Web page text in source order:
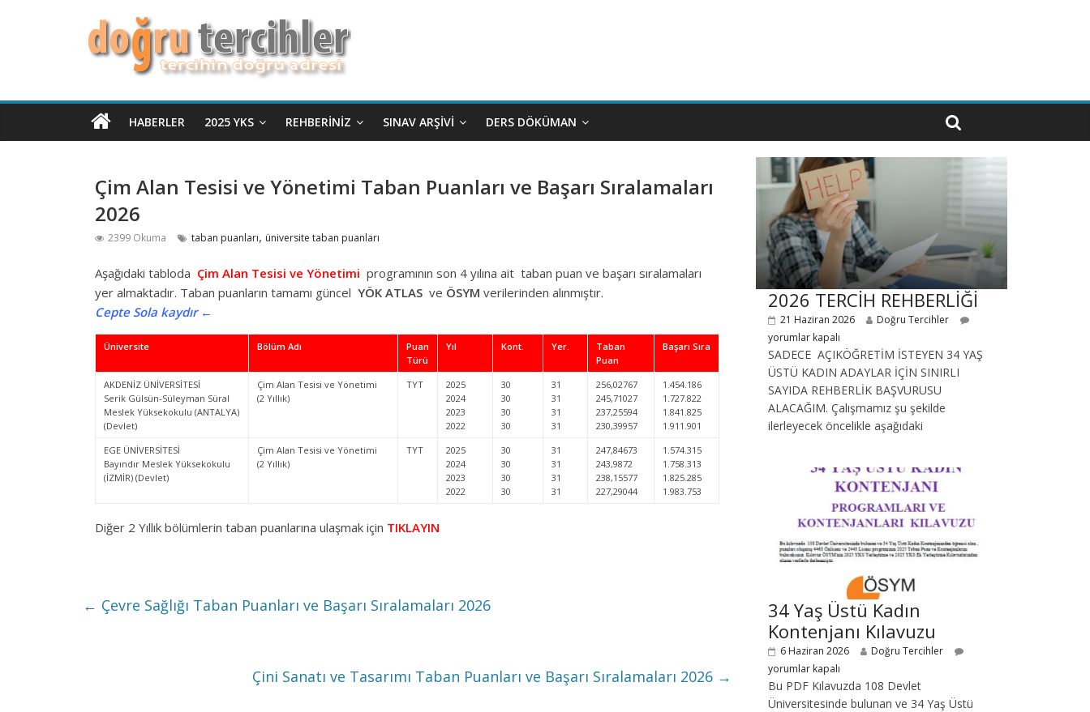
HABERLER 2025 YKS REHBERINIZ SINAV ARŞIVI DERS DÖKÜMAN
Çim Alan Tesisi ve Yönetimi Taban Puanları ve Başarı Sıralamaları
2026
2399 Okuma taban puanları, üniversite taban puanları
Aşağıdaki tabloda Çim Alan Tesisi ve Yönetimi programının son 4 yılına ait taban puan ve başarı sıralamaları
yer almaktadır. Taban puanların tamamı güncel YÖK ATLAS ve ÖSYM verilerinden alınmıştır.
Cepte Sola kaydır ←
Üniversite Bölüm Adı
Puan
Türü
Yıl Kont. Yer.
Taban
Puan
Başarı Sıra
AKDENİZ ÜNİVERSİTESİ
Serik Gülsün-Süleyman Süral
Meslek Yüksekokulu (ANTALYA)
(Devlet)
Çim Alan Tesisi ve Yönetimi
(2 Yıllık)
TYT
2025
2024
2023
2022
30
30
30
30
31
31
31
31
256,02767
245,71027
237,25594
230,39957
1.454.186
1.727.822
1.841.825
1.911.901
EGE ÜNİVERSİTESİ
Bayındır Meslek Yüksekokulu
(İZMİR) (Devlet)
Çim Alan Tesisi ve Yönetimi
(2 Yıllık)
TYT
2025
2024
2023
2022
30
30
30
30
31
31
31
31
247,84673
243,9872
238,15577
227,29044
1.574.315
1.758.313
1.825.285
1.983.753
Diğer 2 Yıllık bölümlerin taban puanlarına ulaşmak için TIKLAYIN
← Çevre Sağlığı Taban Puanları ve Başarı Sıralamaları 2026
Çini Sanatı ve Tasarımı Taban Puanları ve Başarı Sıralamaları 2026 →
2026 TERCİH REHBERLİĞİ
21 Haziran 2026
Doğru Tercihler
yorumlar kapalı
SADECE AÇIKÖĞRETİM İSTEYEN 34 YAŞ
ÜSTÜ KADIN ADAYLAR İÇİN SINIRLI
SAYIDA REHBERLİK BAŞVURUSU
ALACAĞIM. Çalışmamız şu şekilde
ilerleyecek öncelikle aşağıdaki
34 Yaş Üstü Kadın
Kontenjanı Kılavuzu
6 Haziran 2026
Doğru Tercihler
yorumlar kapalı
Bu PDF Kılavuzda 108 Devlet
Üniversitesinde bulunan ve 34 Yaş Üstü